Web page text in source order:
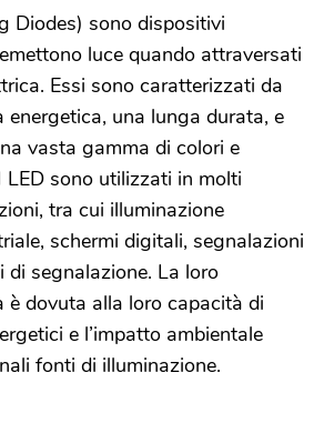
Diodes) sono dispositivi
luce quando attraversati
Essi sono caratterizzati da
energetica, una lunga durata, e
vasta gamma di colori e
sono utilizzati in molti
tra cui illuminazione
schermi digitali, segnalazioni
di segnalazione. La loro
è dovuta alla loro capacità di
e l’impatto ambientale
fonti di illuminazione.